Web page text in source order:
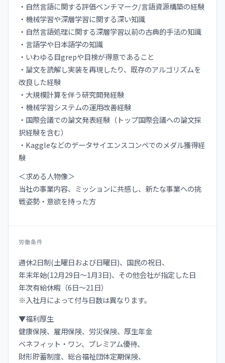
・自然言語に関する評価ベンチマーク/言語資源構築の経験
・機械学習や深層学習に関する深い知識
・自然言語処理に関する深層学習以前の古典的手法の知識
・言語学や日本語学の知識
・いわゆる目grepや目検が得意であること
・論文を読解し実装を再現したり、既存のアルゴリズムを
改良した経験
・大規模計算を伴う研究開発経験
・機械学習システムの運用改善経験
・国際会議での論文発表経験（トップ国際会議への論文採
択経験を含む）
・Kaggleなどのデータサイエンスコンペでのメダル獲得経
験
＜求める人物像＞
当社の事業内容、ミッションに共感し、新たな事業への挑
戦姿勢・意欲を持った方
労働条件
週休2日制(土曜日および日曜日)、国⺠の祝日、
年末年始(12月29日〜1月3日)、その他会社が指定した日
年次有給休暇（6日〜21日）
※入社月によって付与日数は異なります。
▼福利厚生
健康保険、雇用保険、労災保険、厚生年金
ベネフィット・ワン、プレミアム優待、
財形貯蓄制度、総合福祉団体定期保険、